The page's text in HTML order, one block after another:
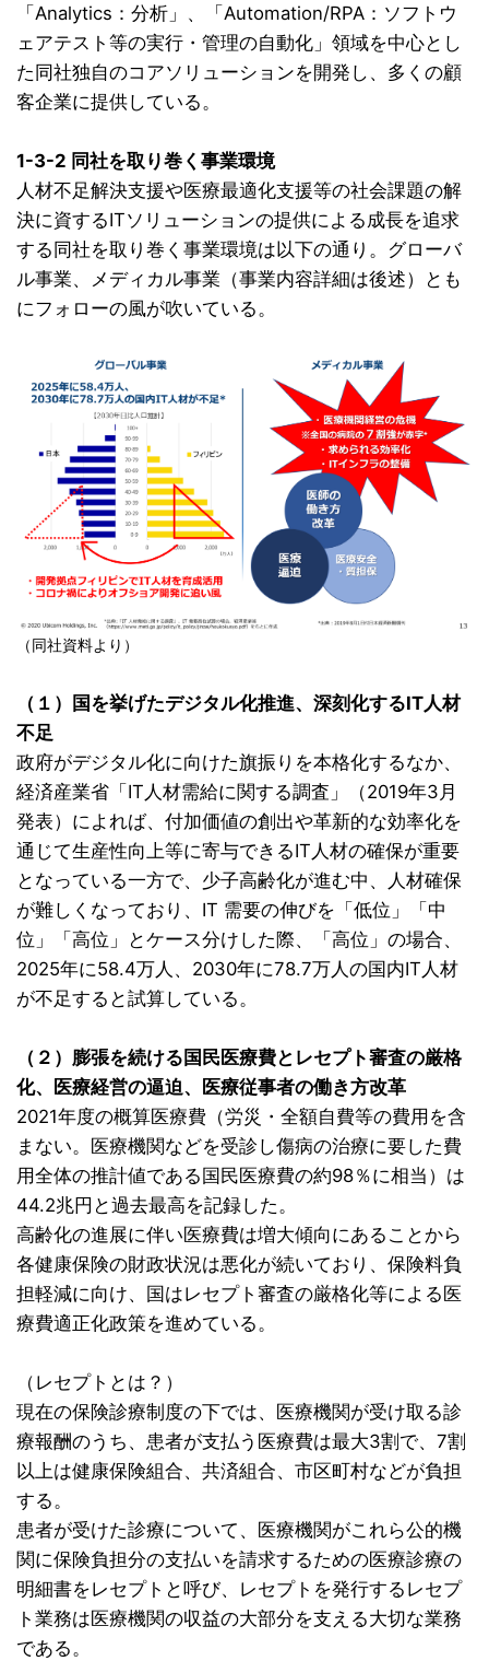
「Analytics：分析」、「Automation/RPA：ソフトウ
ェアテスト等の実行・管理の自動化」領域を中心とし
た同社独自のコアソリューションを開発し、多くの顧
客企業に提供している。
1-3-2 同社を取り巻く事業環境
人材不足解決支援や医療最適化支援等の社会課題の解
決に資するITソリューションの提供による成長を追求
する同社を取り巻く事業環境は以下の通り。グローバ
ル事業、メディカル事業（事業内容詳細は後述）とも
にフォローの風が吹いている。
（同社資料より）
（１）国を挙げたデジタル化推進、深刻化するIT人材
不足
政府がデジタル化に向けた旗振りを本格化するなか、
経済産業省「IT人材需給に関する調査」（2019年3月
発表）によれば、付加価値の創出や革新的な効率化を
通じて生産性向上等に寄与できるIT人材の確保が重要
となっている一方で、少子高齢化が進む中、人材確保
が難しくなっており、IT 需要の伸びを「低位」「中
位」「高位」とケース分けした際、「高位」の場合、
2025年に58.4万人、2030年に78.7万人の国内IT人材
が不足すると試算している。
（２）膨張を続ける国民医療費とレセプト審査の厳格
化、医療経営の逼迫、医療従事者の働き方改革
2021年度の概算医療費（労災・全額自費等の費用を含
まない。医療機関などを受診し傷病の治療に要した費
用全体の推計値である国民医療費の約98％に相当）は
44.2兆円と過去最高を記録した。
高齢化の進展に伴い医療費は増大傾向にあることから
各健康保険の財政状況は悪化が続いており、保険料負
担軽減に向け、国はレセプト審査の厳格化等による医
療費適正化政策を進めている。
（レセプトとは？）
現在の保険診療制度の下では、医療機関が受け取る診
療報酬のうち、患者が支払う医療費は最大3割で、7割
以上は健康保険組合、共済組合、市区町村などが負担
する。
患者が受けた診療について、医療機関がこれら公的機
関に保険負担分の支払いを請求するための医療診療の
明細書をレセプトと呼び、レセプトを発行するレセプ
ト業務は医療機関の収益の大部分を支える大切な業務
である。